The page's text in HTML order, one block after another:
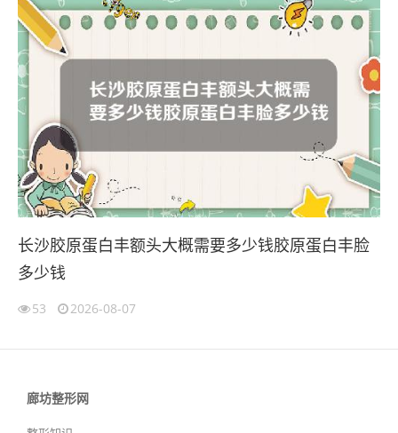
长沙胶原蛋白丰额头大概需要多少钱胶原蛋白丰脸
多少钱
53 2026-08-07
廊坊整形网